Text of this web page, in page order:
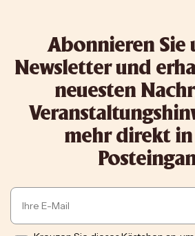
Abonnieren Sie
Newsletter und
neuesten
mehr direkt
Email